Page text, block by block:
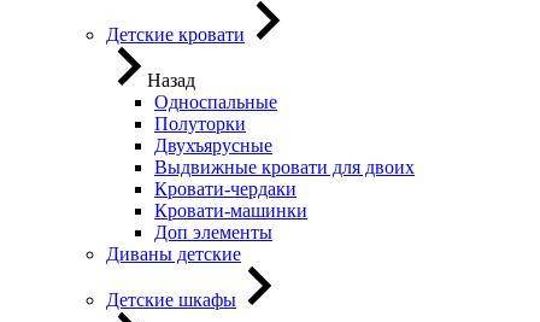
Детские кровати
Назад
Односпальные
Полуторки
Двухъярусные
Выдвижные кровати для двоих
Кровати-чердаки
Кровати-машинки
Доп элементы
Диваны детские
Детские шкафы